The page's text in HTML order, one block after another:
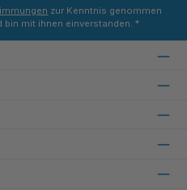
zur Kenntnis genommen
bin mit ihnen einverstanden. *